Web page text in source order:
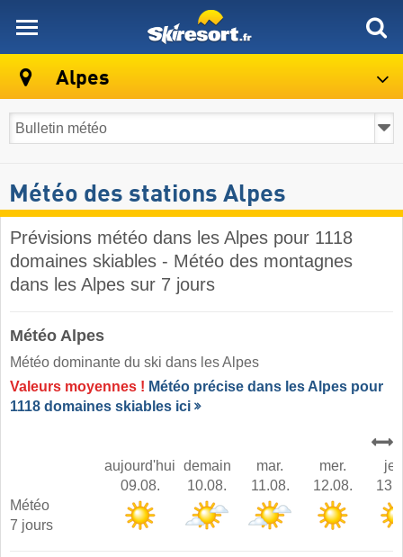
Alpes
Météo des stations Alpes
Prévisions météo dans les Alpes pour 1118
domaines skiables - Météo des montagnes
dans les Alpes sur 7 jours
Météo Alpes
Météo dominante du ski dans les Alpes ​
Valeurs moyennes ! Météo précise dans les Alpes pour
1118 domaines skiables ici
aujourd'hui
09.08.
demain
10.08.
mar.
11.08.
mer.
12.08.
Météo
7 jours